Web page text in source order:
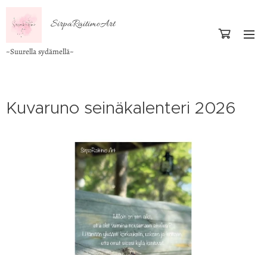
SirpaRaitimoArt
~Suurella sydämellä~
Kuvaruno seinäkalenteri 2026